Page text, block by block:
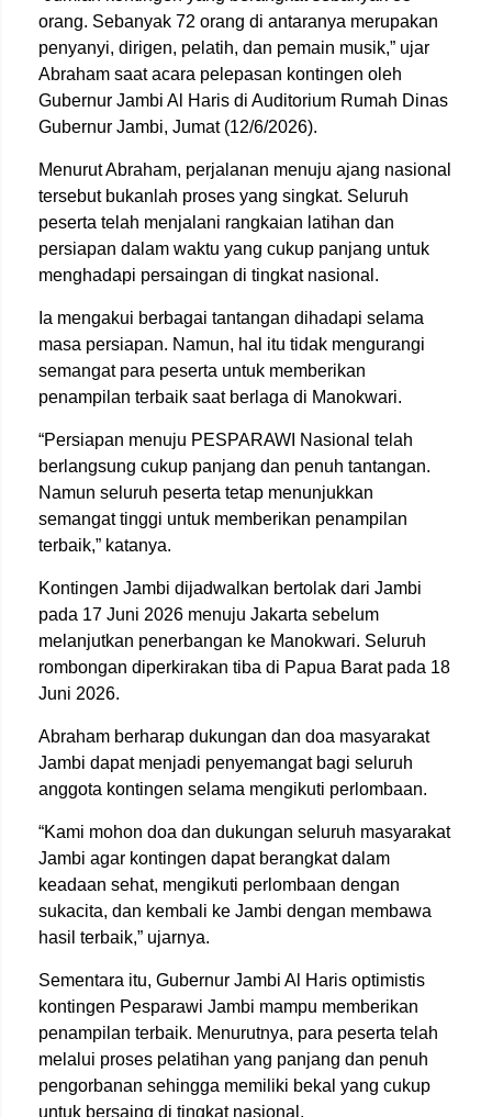
orang. Sebanyak 72 orang di antaranya merupakan
penyanyi, dirigen, pelatih, dan pemain musik,” ujar
Abraham saat acara pelepasan kontingen oleh
Gubernur Jambi Al Haris di Auditorium Rumah Dinas
Gubernur Jambi, Jumat (12/6/2026).
Menurut Abraham, perjalanan menuju ajang nasional
tersebut bukanlah proses yang singkat. Seluruh
peserta telah menjalani rangkaian latihan dan
persiapan dalam waktu yang cukup panjang untuk
menghadapi persaingan di tingkat nasional.
Ia mengakui berbagai tantangan dihadapi selama
masa persiapan. Namun, hal itu tidak mengurangi
semangat para peserta untuk memberikan
penampilan terbaik saat berlaga di Manokwari.
“Persiapan menuju PESPARAWI Nasional telah
berlangsung cukup panjang dan penuh tantangan.
Namun seluruh peserta tetap menunjukkan
semangat tinggi untuk memberikan penampilan
terbaik,” katanya.
Kontingen Jambi dijadwalkan bertolak dari Jambi
pada 17 Juni 2026 menuju Jakarta sebelum
melanjutkan penerbangan ke Manokwari. Seluruh
rombongan diperkirakan tiba di Papua Barat pada 18
Juni 2026.
Abraham berharap dukungan dan doa masyarakat
Jambi dapat menjadi penyemangat bagi seluruh
anggota kontingen selama mengikuti perlombaan.
“Kami mohon doa dan dukungan seluruh masyarakat
Jambi agar kontingen dapat berangkat dalam
keadaan sehat, mengikuti perlombaan dengan
sukacita, dan kembali ke Jambi dengan membawa
hasil terbaik,” ujarnya.
Sementara itu, Gubernur Jambi Al Haris optimistis
kontingen Pesparawi Jambi mampu memberikan
penampilan terbaik. Menurutnya, para peserta telah
melalui proses pelatihan yang panjang dan penuh
pengorbanan sehingga memiliki bekal yang cukup
untuk bersaing di tingkat nasional.